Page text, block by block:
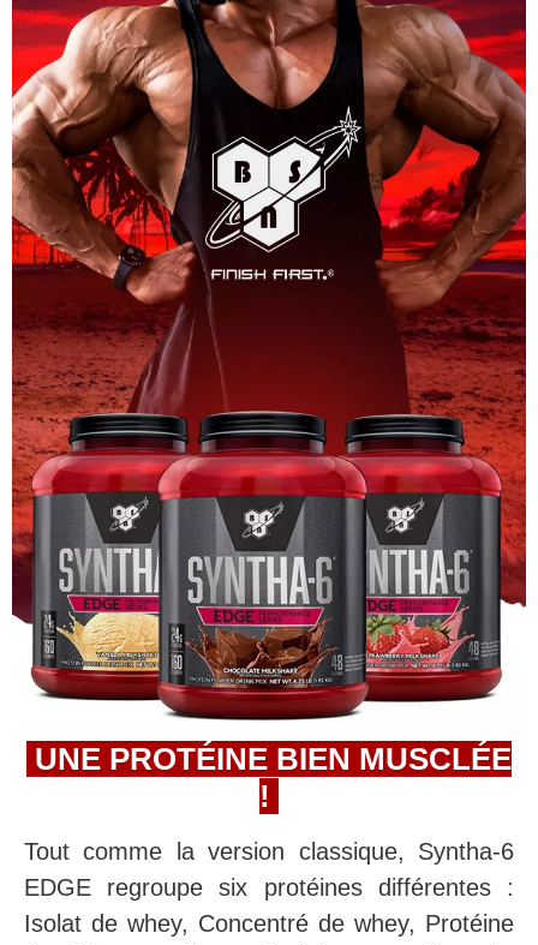
UNE PROTÉINE BIEN MUSCLÉE
!
Tout comme la version classique, Syntha-6
EDGE regroupe six protéines différentes :
Isolat de whey, Concentré de whey, Protéine